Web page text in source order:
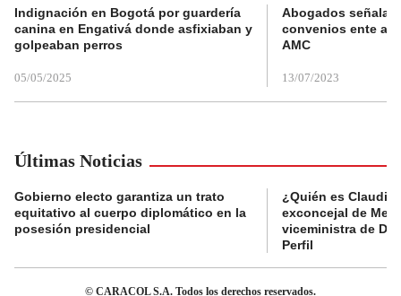
Indignación en Bogotá por guardería
canina en Engativá donde asfixiaban y
golpeaban perros
05/05/2025
Abogados
convenios ente
AMC
13/07/2023
Últimas Noticias
Gobierno electo garantiza un trato
equitativo al cuerpo diplomático en la
posesión presidencial
¿Quién es Claudia
exconcejal de
viceministra de
Perfil
© CARACOL S.A. Todos los derechos reservados.